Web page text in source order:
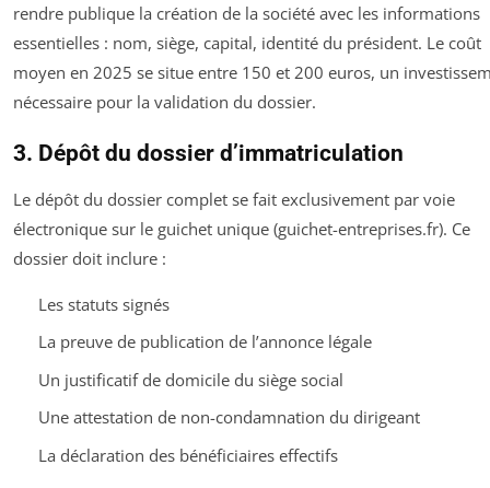
rendre publique la création de la société avec les informations
essentielles : nom, siège, capital, identité du président. Le coût
moyen en 2025 se situe entre 150 et 200 euros, un
nécessaire pour la validation du dossier.
3. Dépôt du dossier d’immatriculation
Le dépôt du dossier complet se fait exclusivement par voie
électronique sur le guichet unique (guichet-entreprises.fr). Ce
dossier doit inclure :
Les statuts signés
La preuve de publication de l’annonce légale
Un justificatif de domicile du siège social
Une attestation de non-condamnation du dirigeant
La déclaration des bénéficiaires effectifs